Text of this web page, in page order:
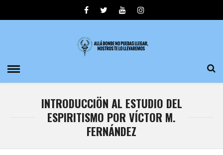
INTRODUCCIÖN AL ESTUDIO DEL
ESPIRITISMO POR VÍCTOR M.
FERNÁNDEZ